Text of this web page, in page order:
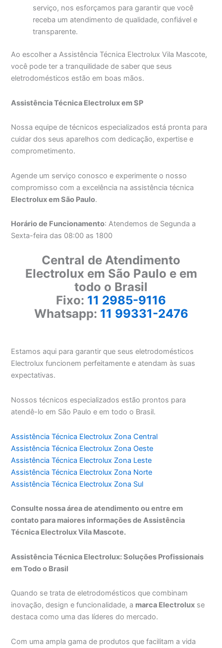
serviço, nos esforçamos para garantir que você
receba um atendimento de qualidade, confiável e
transparente.
Ao escolher a Assistência Técnica Electrolux Vila Mascote,
você pode ter a tranquilidade de saber que seus
eletrodomésticos estão em boas mãos.
Assistência Técnica Electrolux em SP
Nossa equipe de técnicos especializados está pronta para
cuidar dos seus aparelhos com dedicação, expertise e
comprometimento.
Agende um serviço conosco e experimente o nosso
compromisso com a excelência na assistência técnica
Electrolux em São Paulo.
Horário de Funcionamento: Atendemos de Segunda a
Sexta-feira das 08:00 as 1800
Central de Atendimento
Electrolux em São Paulo e em
todo o Brasil
Fixo: 11 2985-9116
Whatsapp: 11 99331-2476
Estamos aqui para garantir que seus eletrodomésticos
Electrolux funcionem perfeitamente e atendam às suas
expectativas.
Nossos técnicos especializados estão prontos para
atendê-lo em São Paulo e em todo o Brasil.
Assistência Técnica Electrolux Zona Central
Assistência Técnica Electrolux Zona Oeste
Assistência Técnica Electrolux Zona Leste
Assistência Técnica Electrolux Zona Norte
Assistência Técnica Electrolux Zona Sul
Consulte nossa área de atendimento ou entre em
contato para maiores informações de Assistência
Técnica Electrolux Vila Mascote.
Assistência Técnica Electrolux: Soluções Profissionais
em Todo o Brasil
Quando se trata de eletrodomésticos que combinam
inovação, design e funcionalidade, a marca Electrolux se
destaca como uma das líderes do mercado.
Com uma ampla gama de produtos que facilitam a vida